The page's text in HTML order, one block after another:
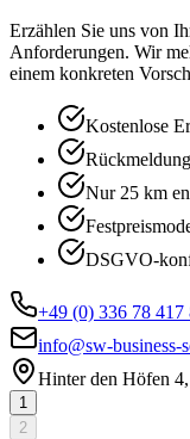
Erzählen Sie uns von
Anforderungen. Wir
einem konkreten
Kostenlose
Nur 25 km
DSGVO-
+49 (0) 336 78 417
info@sw-business-
Hinter den Höfen
1
2